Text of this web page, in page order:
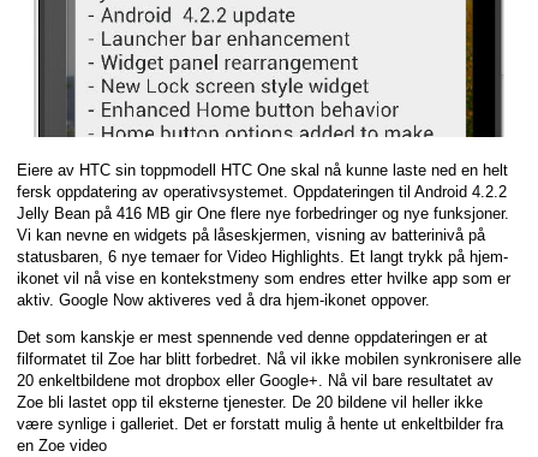
Eiere av HTC sin toppmodell HTC One skal nå kunne laste ned en helt
fersk oppdatering av operativsystemet. Oppdateringen til Android 4.2.2
Jelly Bean på 416 MB gir One flere nye forbedringer og nye funksjoner.
Vi kan nevne en widgets på låseskjermen, visning av batterinivå på
statusbaren, 6 nye temaer for Video Highlights. Et langt trykk på hjem-
ikonet vil nå vise en kontekstmeny som endres etter hvilke app som er
aktiv. Google Now aktiveres ved å dra hjem-ikonet oppover.
Det som kanskje er mest spennende ved denne oppdateringen er at
filformatet til Zoe har blitt forbedret. Nå vil ikke mobilen synkronisere alle
20 enkeltbildene mot dropbox eller Google+. Nå vil bare resultatet av
Zoe bli lastet opp til eksterne tjenester. De 20 bildene vil heller ikke
være synlige i galleriet. Det er forstatt mulig å hente ut enkeltbilder fra
en Zoe video